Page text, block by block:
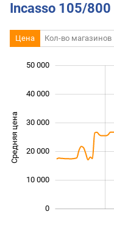
Incasso 105/800
Цена Кол-во магазинов
Средняя цена
0
10 000
20 000
30 000
40 000
50 000